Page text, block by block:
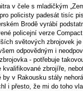
v čele s mladičkým
policisty padesát tisíc
Brodě vyrábí
policejní verze
světových zbrojovek
odpovědným i
- potřebuje
zbrojíře,
v Rakousku stály
i přesto, že mi do toho